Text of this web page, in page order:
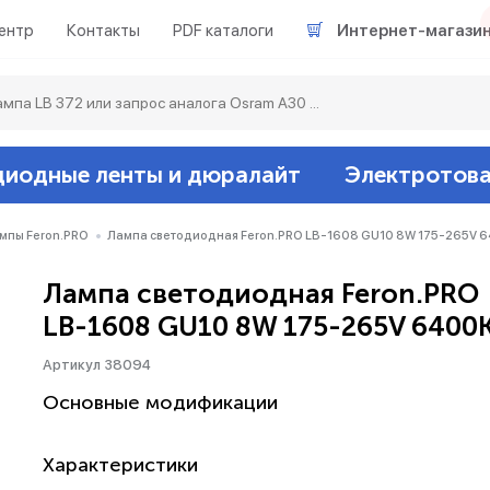
Контакты PDF каталоги Интернет-магазин
Светодиодные
Люминесцентные
Акцентное
Светильники
ленты и дюралайт
Ленты
Дюралайт
Датчики
Звонки и
Гирлянды белт-
Прочее
Feron.PRO Лампа светодиодная Feron.PRO LB-1608 GU10 8W 175-265V
Лампа светодиодная Feron.PRO
LB-1608 GU10 8W 175-265V
Артикул 38094
Основные модификации
Характеристики